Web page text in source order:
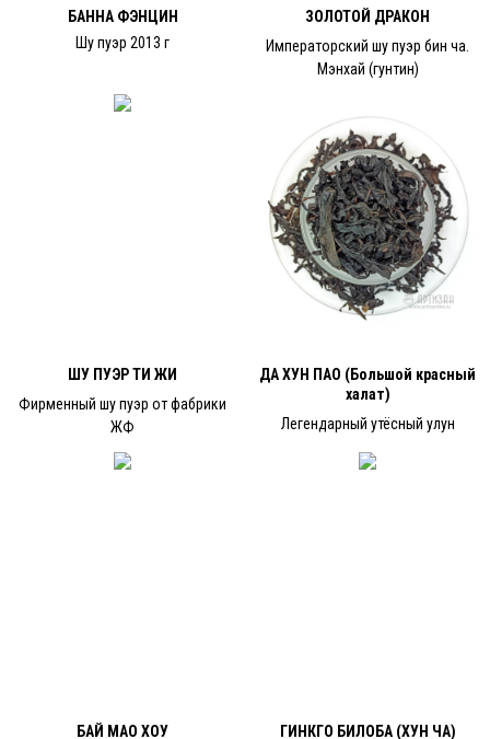
БАННА ФЭНЦИН
Шу пуэр 2013 г
ЗОЛОТОЙ ДРАКОН
Императорский шу пуэр бин ча.
Мэнхай (гунтин)
ШУ ПУЭР ТИ ЖИ
Фирменный шу пуэр от фабрики
ЖФ
ДА ХУН ПАО (Большой красный
халат)
Легендарный утёсный улун
БАЙ МАО ХОУ
ГИНКГО БИЛОБА (ХУН ЧА)